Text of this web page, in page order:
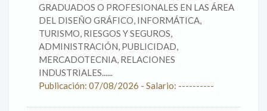
GRADUADOS O PROFESIONALES EN LAS ÁREA
DEL DISEÑO GRÁFICO, INFORMÁTICA,
TURISMO, RIESGOS Y SEGUROS,
ADMINISTRACIÓN, PUBLICIDAD,
MERCADOTECNIA, RELACIONES
INDUSTRIALES......
Publicación: 07/08/2026 - Salario: ----------